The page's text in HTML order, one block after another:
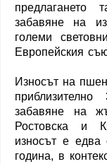
предлагането
забавяне на
големи
Европейския
Износът на
забавяне на
Ростовска и
износът е едва
година, в